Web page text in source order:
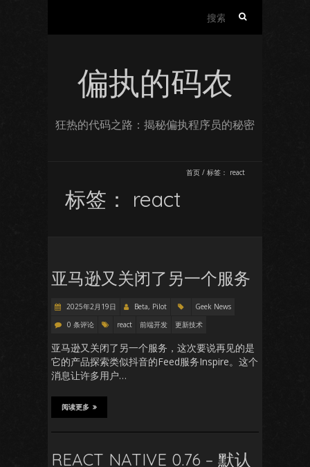
偏执的码农
狂热的代码之路：揭秘偏执程序员的秘密
首页 / 标签： react
标签： react
亚马逊又关闭了另一个服务
2025年2月19日 Beta, Pilot
Geek News
0 条评论
react 前端开发 更新技术
亚马逊又关闭了另一个服务，这次要说再见的是
它的产品探索类似抖音的Feed服务Inspire。这个
消息让许多用户…
阅读更多
REACT NATIVE 0.76 – 默认